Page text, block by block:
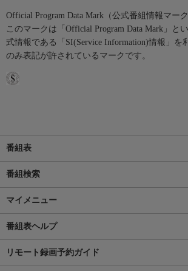
Official Program Data Mark（公式番組情報マーク
このマークは「Official Program Data Mark」と
式情報である「SI(Service Information)情報」を
のみ表記が許されているマークです。
番組表
番組検索
マイメニュー
番組表ヘルプ
リモート録画予約ガイド